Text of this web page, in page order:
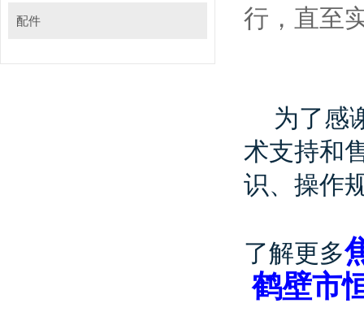
配件
行，直至
为了感
术支持和
识、操作
了解更多
鹤壁市